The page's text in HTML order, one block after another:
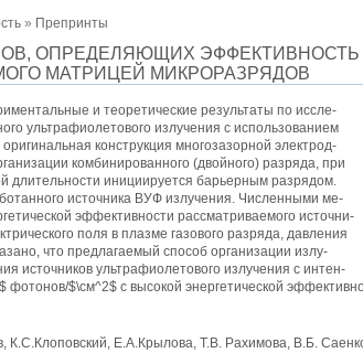
» Препринты
ОПРЕДЕЛЯЮЩИХ ЭФФЕКТИВНОСТЬ
МАТРИЦЕЙ МИКРОРАЗРЯДОВ
и теоретические результаты по иссле-
ультрафиолетового излучения с использованием
конструкция многозазорной электрод-
комбинированного (двойного) разряда, при
длительности инициируется барьерным разрядом.
источника ВУФ излучения. Численными ме-
эффективности рассматриваемого источни-
поля в плазме газового разряда, давления
что предлагаемый способ организации излу-
источников ультрафиолетового излучения с интен-
фотонов/$\см^2$ с высокой энергетической
К.С.Клоповский, Е.А.Крылова, Т.В. Рахимова, В.Б.